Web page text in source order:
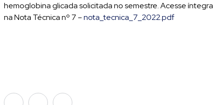
hemoglobina glicada solicitada no semestre. Acesse íntegra
na Nota Técnica nº 7 –nota_tecnica_7_2022.pdf